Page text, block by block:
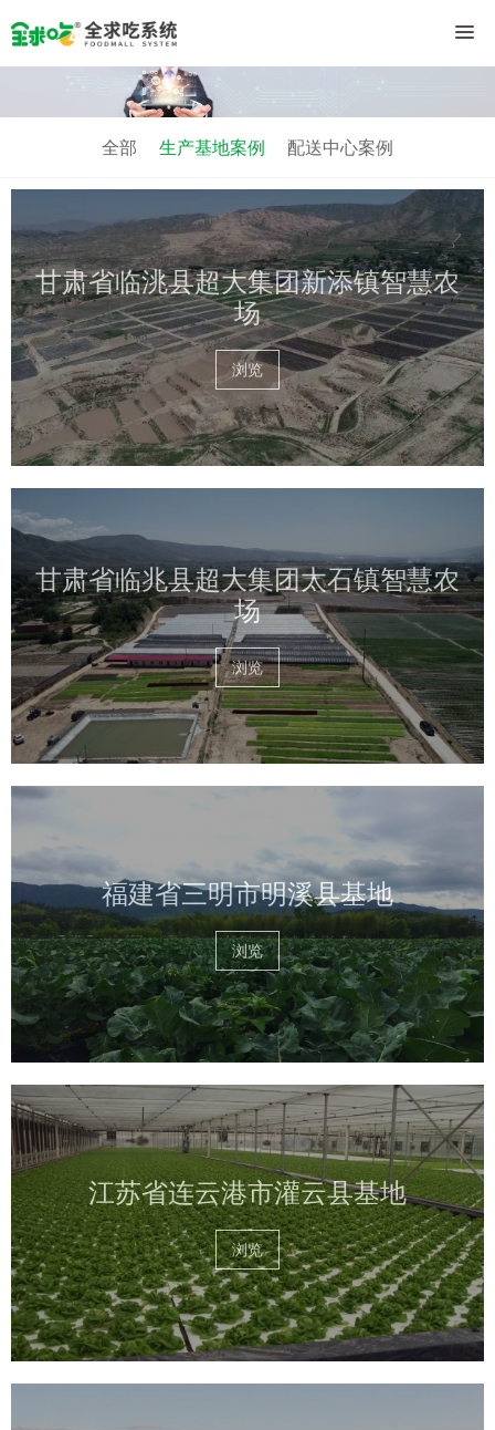
全部 生产基地案例 配送中心案例
甘肃省临洮县超大集团新添镇智慧农
场
浏览
甘肃省临兆县超大集团太石镇智慧农
场
浏览
福建省三明市明溪县基地
浏览
江苏省连云港市灌云县基地
浏览